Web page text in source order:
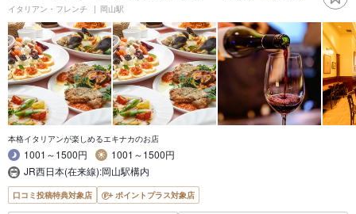
イタリアン・フレンチ 岡山駅
本格イタリアンが楽しめるエキナカのお店
1001～1500円
1001～1500円
JR西日本(在来線):岡山駅構内
口コミ投稿特典対象店 ポイントプラス対象店